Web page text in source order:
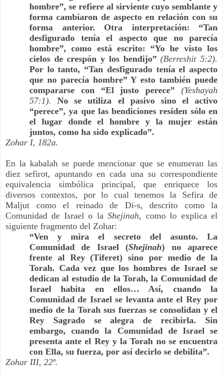
hombre”, se refiere al sirviente cuyo semblante y
forma cambiaron de aspecto en relación con su
forma anterior. Otra interpretación: “Tan
desfigurado tenía el aspecto que no parecía
hombre”, como está escrito: “Yo he visto los
cielos de crespón y los bendijo” (Berreshit 5:2).
Por lo tanto, “Tan desfigurado tenía el aspecto
que no parecía hombre” Y esto también puede
compararse con “El justo perece” (Yeshayah
57:1). No se utiliza el pasivo sino el activo
“perece”, ya que las bendiciones residen sólo en
el lugar donde el hombre y la mujer están
juntos, como ha sido explicado”.
Zohar I, 182a.
En la kabalah se puede mencionar que se enumeran las
diez sefirot, apuntando en cada una su correspondiente
equivalencia simbólica principal, que enriquece los
diversos contextos, por lo cual tenemos la Sefira de
Maljut como el reinado de Di-s, descrito como la
Comunidad de Israel o la Shejinah, como lo explica el
siguiente fragmento del Zohar:
“Ven y mira el secreto del asunto. La
Comunidad de Israel (Shejinah) no aparece
frente al Rey (Tiferet) sino por medio de la
Torah. Cada vez que los hombres de Israel se
dedican al estudio de la Torah, la Comunidad de
Israel habita en ellos… Así, cuando la
Comunidad de Israel se levanta ante el Rey por
medio de la Torah sus fuerzas se consolidan y el
Rey Sagrado se alegra de recibirla. Sin
embargo, cuando la Comunidad de Israel se
presenta ante el Rey y la Torah no se encuentra
con Ella, su fuerza, por así decirlo se debilita”.
Zohar III, 22ª.